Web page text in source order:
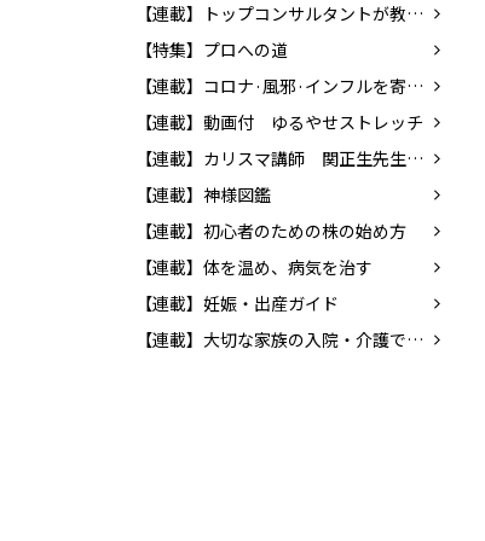
【連載】トップコンサルタントが教える！！ 「成功する転職」の方法
【特集】プロへの道
【連載】コロナ·風邪·インフルを寄せつけない体をつくろう!
【連載】動画付 ゆるやせストレッチ
【連載】カリスマ講師 関正生先生の前置詞を学ぼう！
【連載】神様図鑑
【連載】初心者のための株の始め方
【連載】体を温め、病気を治す
【連載】妊娠・出産ガイド
【連載】大切な家族の入院・介護でやるべきこと